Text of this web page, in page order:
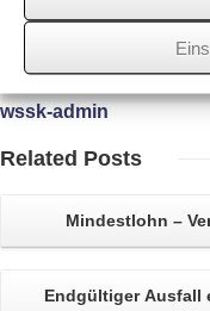
Über
wssk-admin
Related Posts
Mindestlohn –
EndgültigerAusfall